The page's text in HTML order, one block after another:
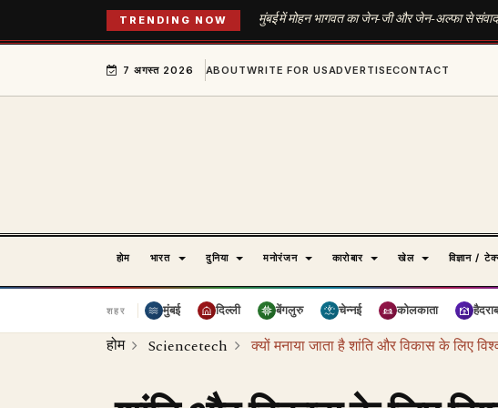
TRENDING NOW मुंबई में मोहन भागवत का जेन-जी और जेन-अल्फा से संवाद:
7 अगस्त 2026 ABOUTWRITE FOR USADVERTISECONTACT
होम भारत दुनिया मनोरंजन कारोबार खेल विज्ञान /
शहर मुंबई दिल्ली बेंगलुरु चेन्नई कोलकाता
होम Sciencetech क्यों मनाया जाता है शांति और विकास के लिए